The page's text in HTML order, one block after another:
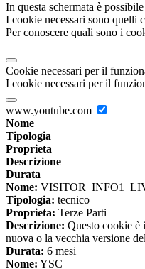
In questa schermata è
I cookie necessari sono quelli
Per conoscere quali sono i
Cookie necessari per il
I cookie necessari per il
www.youtube.com
Nome
Tipologia
Proprieta
Descrizione
Durata
Nome:
Tipologia: tecnico
Proprieta: Terze Parti
Descrizione: Questo cookie è
nuova o la vecchia versione
Durata: 6 mesi
Nome: YSC